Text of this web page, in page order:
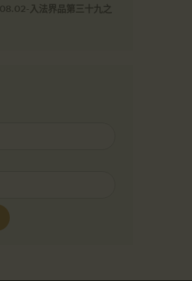
入法界品第三十九之